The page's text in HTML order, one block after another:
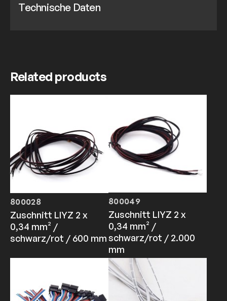
Technische Daten
Related products
800028
Zuschnitt LIYZ 2 x
0,34 mm² /
schwarz/rot / 600 mm
800049
Zuschnitt LIYZ 2 x
0,34 mm² /
schwarz/rot / 2.000
mm